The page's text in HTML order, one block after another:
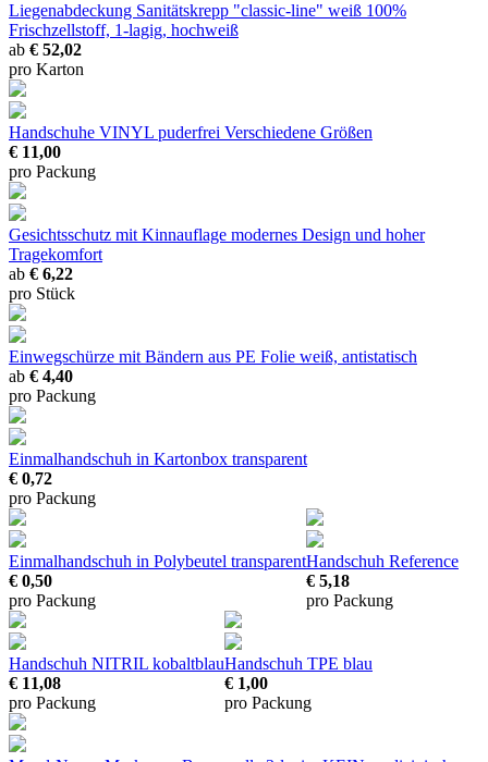
Liegenabdeckung Sanitätskrepp "classic-line" weiß 100%
Frischzellstoff, 1-lagig, hochweiß
ab € 52,02
pro Karton
Handschuhe VINYL puderfrei Verschiedene Größen
€ 11,00
pro Packung
Gesichtsschutz mit Kinnauflage modernes Design und hoher
Tragekomfort
ab € 6,22
pro Stück
Einwegschürze mit Bändern aus PE Folie weiß, antistatisch
ab € 4,40
pro Packung
Einmalhandschuh in Kartonbox transparent
€ 0,72
pro Packung
Einmalhandschuh in Polybeutel transparent
€ 0,50
pro Packung
Handschuh Reference
€ 5,18
pro Packung
Handschuh NITRIL kobaltblau
€ 11,08
pro Packung
Handschuh TPE blau
€ 1,00
pro Packung